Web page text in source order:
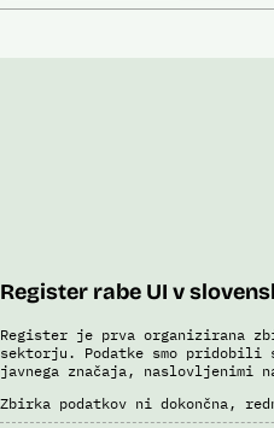
Register rabe UI v
Register je prva organizirana
sektorju. Podatke smo pridobili
javnega značaja, naslovljenimi
Zbirka podatkov ni dokončna,